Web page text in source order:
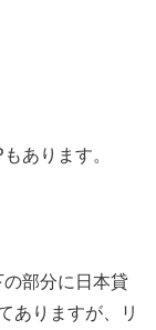
あります。
部分に日本貸
ありますが、リ